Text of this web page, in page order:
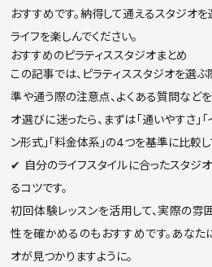
おすすめです。納得して通えるスタジオ
ライフを楽しんでください。
おすすめのピラティススタジオまとめ
この記事では、ピラティススタジオを選
準や通う際の注意点、よくある質問など
オ選びに迷ったら、まずは「通いやすさ」
ン形式」「料金体系」の4つを基準に比較し
✔︎ 自分のライフスタイルに合ったスタジ
るコツです。
初回体験レッスンを活用して、実際の雰
性を確かめるのもおすすめです。あなた
オが見つかりますように。